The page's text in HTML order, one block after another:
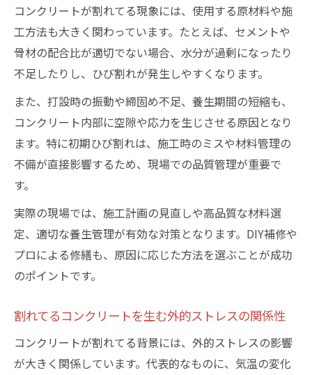
コンクリート割れてる場合の初期対応ポイ
ント
ひび割れ幅で見るコンクリート割れてる危
初期ひび割れで見逃しやすいコンクリート
の欠陥
長持ちの秘訣は正しい対処と割れの早期発見
要な理由
割れてるコンクリートを長持ちさせる補修
のコツ
早期対処で防ぐコンクリート割れてる再発
コンクリート割れてる場合の耐久性向上法
微生物によるコンクリート割れてる自己修
復技術
コンクリートが割れてる現象には、使用する原材料や施
工方法も大きく関わっています。たとえば、セメントや
骨材の配合比が適切でない場合、水分が過剰になったり
不足したりし、ひび割れが発生しやすくなります。
また、打設時の振動や締固め不足、養生期間の短縮も、
コンクリート内部に空隙や応力を生じさせる原因となり
ます。特に初期ひび割れは、施工時のミスや材料管理の
不備が直接影響するため、現場での品質管理が重要で
す。
実際の現場では、施工計画の見直しや高品質な材料選
定、適切な養生管理が有効な対策となります。DIY補修や
プロによる修繕も、原因に応じた方法を選ぶことが成功
のポイントです。
割れてるコンクリートを生む外的ストレスの関係性
コンクリートが割れてる背景には、外的ストレスの影響
が大きく関係しています。代表的なものに、気温の変化